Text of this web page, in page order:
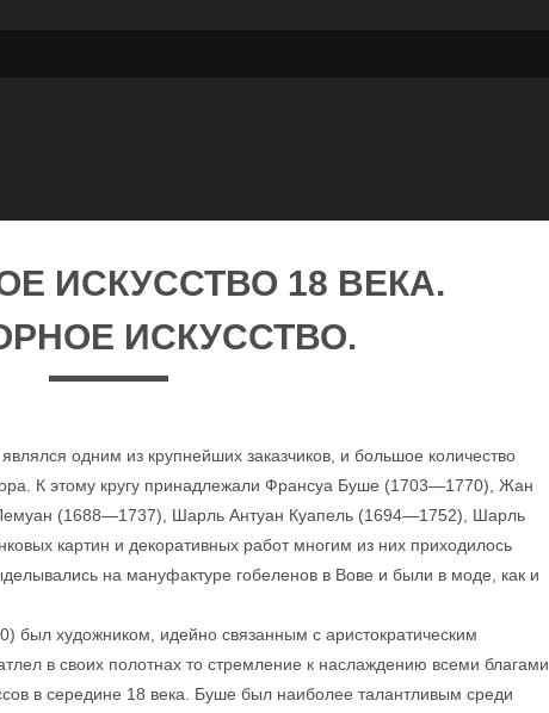
ИСКУССТВО 18 ВЕКА.
ИСКУССТВО.
одним из крупнейших заказчиков, и большое количество
К этому кругу принадлежали Франсуа Буше (1703—1770), Жан
(1688—1737), Шарль Антуан Куапель (1694—1752), Шарль
картин и декоративных работ многим из них приходилось
на мануфактуре гобеленов в Вове и были в моде, как и
художником, идейно связанным с аристократическим
в своих полотнах то стремление к наслаждению всеми благами
в середине 18 века. Буше был наиболее талантливым среди